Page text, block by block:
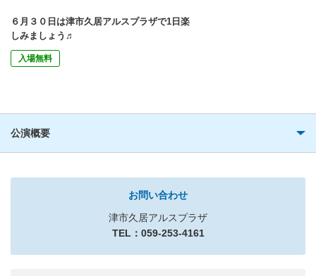
６月３０日は津市久居アルスプラザで1日楽
しみましょう♬
入場無料
公演概要
お問い合わせ
津市久居アルスプラザ
TEL：059-253-4161